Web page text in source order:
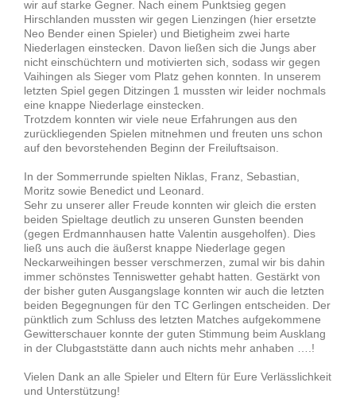
wir auf starke Gegner. Nach einem Punktsieg gegen
Hirschlanden mussten wir gegen Lienzingen (hier ersetzte
Neo Bender einen Spieler) und Bietigheim zwei harte
Niederlagen einstecken. Davon ließen sich die Jungs aber
nicht einschüchtern und motivierten sich, sodass wir gegen
Vaihingen als Sieger vom Platz gehen konnten. In unserem
letzten Spiel gegen Ditzingen 1 mussten wir leider nochmals
eine knappe Niederlage einstecken.
Trotzdem konnten wir viele neue Erfahrungen aus den
zurückliegenden Spielen mitnehmen und freuten uns schon
auf den bevorstehenden Beginn der Freiluftsaison.
In der Sommerrunde spielten Niklas, Franz, Sebastian,
Moritz sowie Benedict und Leonard.
Sehr zu unserer aller Freude konnten wir gleich die ersten
beiden Spieltage deutlich zu unseren Gunsten beenden
(gegen Erdmannhausen hatte Valentin ausgeholfen). Dies
ließ uns auch die äußerst knappe Niederlage gegen
Neckarweihingen besser verschmerzen, zumal wir bis dahin
immer schönstes Tenniswetter gehabt hatten. Gestärkt von
der bisher guten Ausgangslage konnten wir auch die letzten
beiden Begegnungen für den TC Gerlingen entscheiden. Der
pünktlich zum Schluss des letzten Matches aufgekommene
Gewitterschauer konnte der guten Stimmung beim Ausklang
in der Clubgaststätte dann auch nichts mehr anhaben ….!
Vielen Dank an alle Spieler und Eltern für Eure Verlässlichkeit
und Unterstützung!